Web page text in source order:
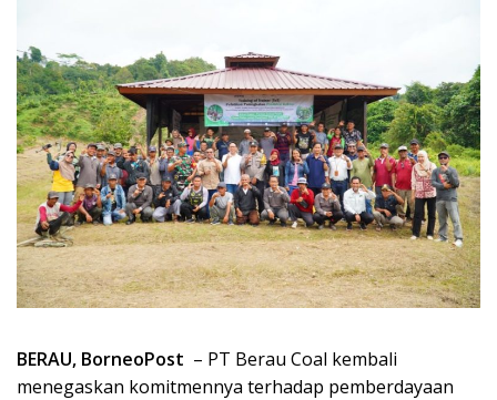
BERAU, BorneoPost – PT Berau Coal kembali
menegaskan komitmennya terhadap pemberdayaan